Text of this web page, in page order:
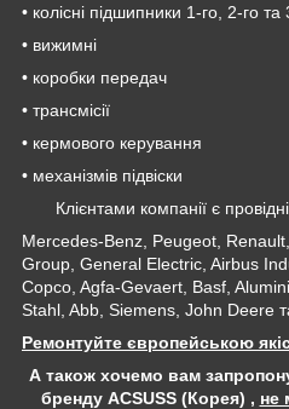
• колісні підшипники 1-го, 2-го та
• вижимні
• коробки передач
• трансмісії
• кермового керування
• механізмів підвіски
Клієнтами компанії є провідні
Mercedes-Benz, Peugeot,
Group, General Electric, Airbus
Copco, Agfa-Gevaert, Basf,
Stahl, Abb, Siemens, John Deere
Ремонтуйте європейською
А також хочемо вам
бренду ACSUSS (Корея) , не